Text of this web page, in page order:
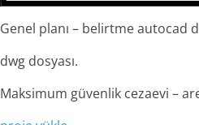
Genel planı – belirtme autocad
dwg dosyası.
Maksimum güvenlik cezaevi –